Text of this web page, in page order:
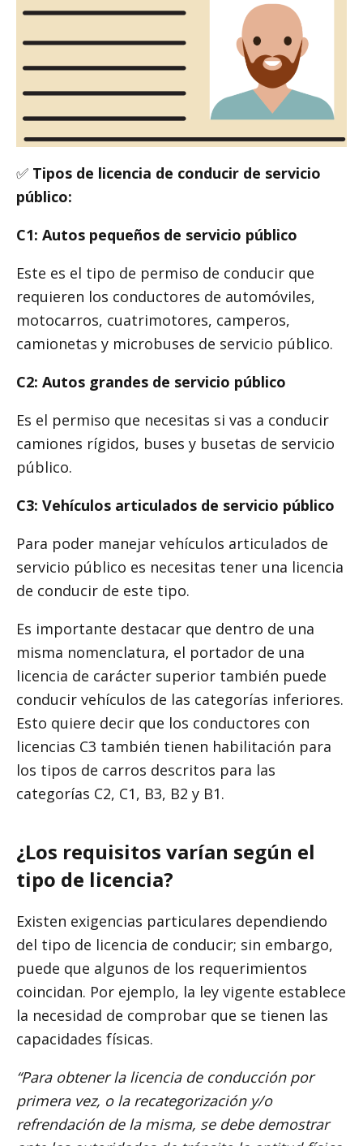
✅ Tipos de licencia de conducir de servicio
público:
C1: Autos pequeños de servicio público
Este es el tipo de permiso de conducir que
requieren los conductores de automóviles,
motocarros, cuatrimotores, camperos,
camionetas y microbuses de servicio público.
C2: Autos grandes de servicio público
Es el permiso que necesitas si vas a conducir
camiones rígidos, buses y busetas de servicio
público.
C3: Vehículos articulados de servicio público
Para poder manejar vehículos articulados de
servicio público es necesitas tener una licencia
de conducir de este tipo.
Es importante destacar que dentro de una
misma nomenclatura, el portador de una
licencia de carácter superior también puede
conducir vehículos de las categorías inferiores.
Esto quiere decir que los conductores con
licencias C3 también tienen habilitación para
los tipos de carros descritos para las
categorías C2, C1, B3, B2 y B1.
¿Los requisitos varían según el
tipo de licencia?
Existen exigencias particulares dependiendo
del tipo de licencia de conducir; sin embargo,
puede que algunos de los requerimientos
coincidan. Por ejemplo, la ley vigente establece
la necesidad de comprobar que se tienen las
capacidades físicas.
“Para obtener la licencia de conducción por
primera vez, o la recategorización y/o
refrendación de la misma, se debe demostrar